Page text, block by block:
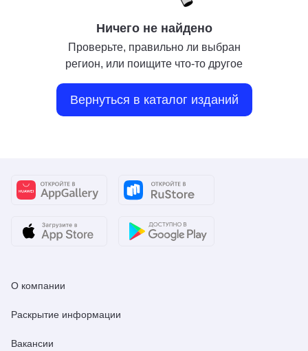
Ничего не найдено
Проверьте, правильно ли выбран
регион, или поищите что-то другое
Вернуться в каталог изданий
О компании
Раскрытие информации
Вакансии